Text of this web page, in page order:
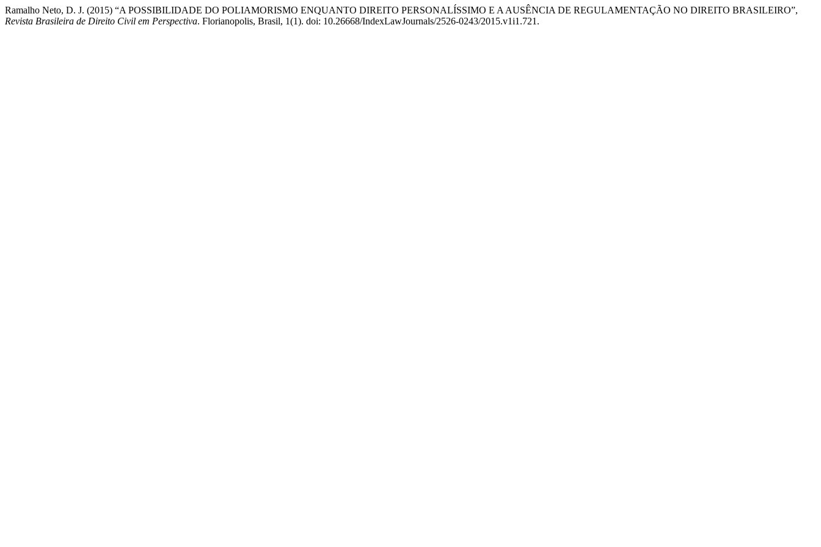
Ramalho Neto, D. J. (2015) “A POSSIBILIDADE DO POLIAMORISMO ENQUANTO DIREITO PERSONALÍSSIMO E A AUSÊNCIA DE REGULAMENTAÇÃO NO DIREITO BRASILEIRO”,
Revista Brasileira de Direito Civil em Perspectiva. Florianopolis, Brasil, 1(1). doi: 10.26668/IndexLawJournals/2526-0243/2015.v1i1.721.